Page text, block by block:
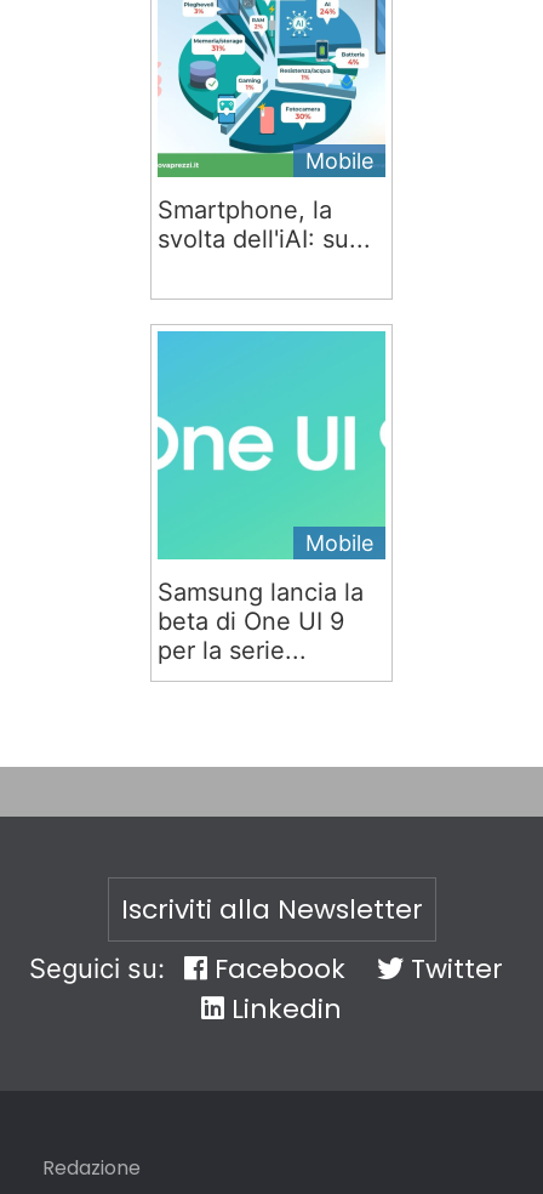
Mobile
Smartphone, la
svolta dell'iAI: su...
Mobile
Samsung lancia la
beta di One UI 9
per la serie...
Iscriviti alla Newsletter
Seguici su: Facebook
Twitter
Linkedin
Redazione